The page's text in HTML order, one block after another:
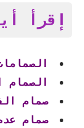
إقرأ
الصمام
صمام
صمام